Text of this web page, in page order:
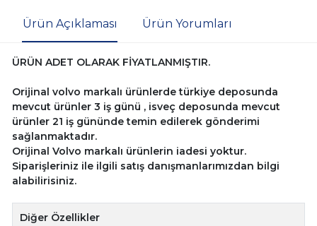
Ürün Açıklaması Ürün Yorumları
ÜRÜN ADET OLARAK FİYATLANMIŞTIR.
Orijinal volvo markalı ürünlerde türkiye deposunda
mevcut ürünler 3 iş günü , isveç deposunda mevcut
ürünler 21 iş gününde temin edilerek gönderimi
sağlanmaktadır.
Orijinal Volvo markalı ürünlerin iadesi yoktur.
Siparişleriniz ile ilgili satış danışmanlarımızdan bilgi
alabilirisiniz.
Diğer Özellikler